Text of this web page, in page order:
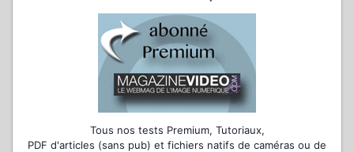
Tous nos tests Premium, Tutoriaux,
PDF d'articles (sans pub) et fichiers natifs de caméras ou de